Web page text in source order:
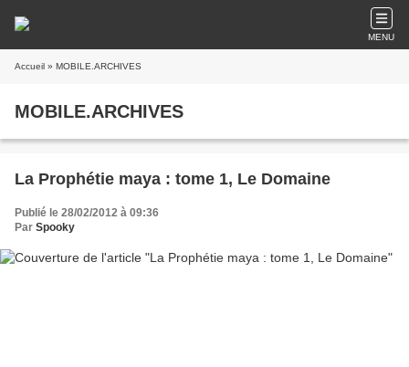
MENU
Accueil » MOBILE.ARCHIVES
MOBILE.ARCHIVES
La Prophétie maya : tome 1, Le Domaine
Publié le 28/02/2012 à 09:36
Par Spooky